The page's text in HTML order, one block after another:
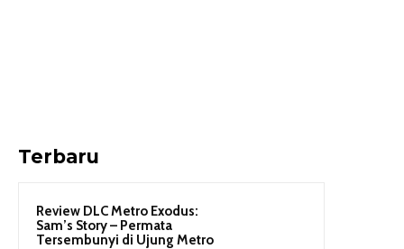
Terbaru
Review DLC Metro Exodus:
Sam’s Story – Permata
Tersembunyi di Ujung Metro